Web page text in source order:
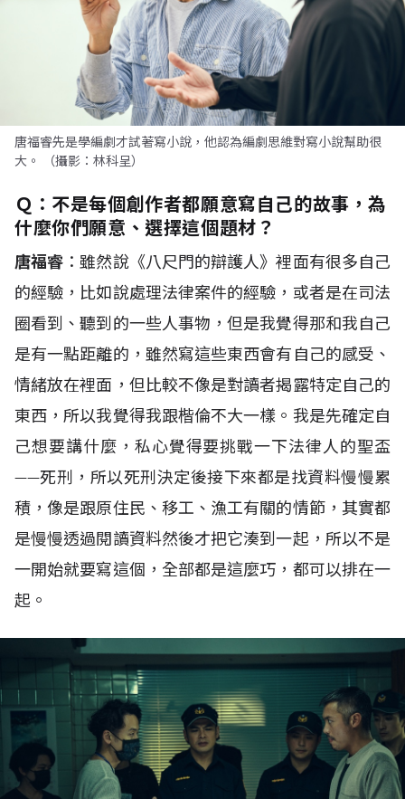
唐福睿先是學編劇才試著寫小說，他認為編劇思維對寫小說幫助很
大。 （攝影：林科呈）
Ｑ： 不是每個創作者都願意寫自己的故事，為
什麼你們願意、選擇這個題材？
唐福睿 ：雖然說《八尺門的辯護人》裡面有很多自己
的經驗，比如說處理法律案件的經驗，或者是在司法
圈看到、聽到的一些人事物，但是我覺得那和我自己
是有一點距離的，雖然寫這些東西會有自己的感受、
情緒放在裡面，但比較不像是對讀者揭露特定自己的
東西，所以我覺得我跟楷倫不大一樣。我是先確定自
己想要講什麼，私心覺得要挑戰一下法律人的聖盃
——死刑，所以死刑決定後接下來都是找資料慢慢累
積，像是跟原住民、移工、漁工有關的情節，其實都
是慢慢透過閱讀資料然後才把它湊到一起，所以不是
一開始就要寫這個，全部都是這麼巧，都可以排在一
起。